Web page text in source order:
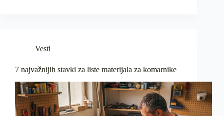
Vesti
7 najvažnijih stavki za liste materijala za komarnike